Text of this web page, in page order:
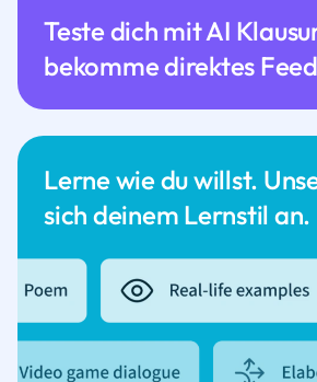
Lerne wie du willst.
sich deinem Lernstil an.
Teste dich mit AI
bekomme direktes